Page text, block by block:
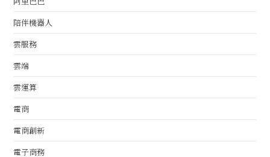
陪伴機器人
雲服務
雲端
雲運算
電商
電商創新
電子商務